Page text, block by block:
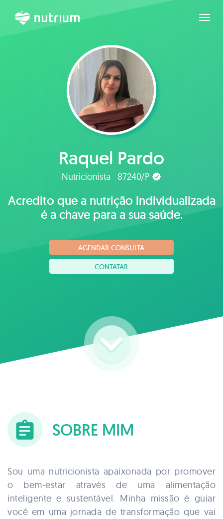
Raquel Pardo
Nutricionista · 87240/P
Acredito que a nutrição individualizada
é a chave para a sua saúde.
AGENDAR CONSULTA
CONTATAR
SOBRE MIM
Sou uma nutricionista apaixonada por promover
o bem-estar através de uma alimentação
inteligente e sustentável. Minha missão é guiar
você em uma jornada de transformação que vai